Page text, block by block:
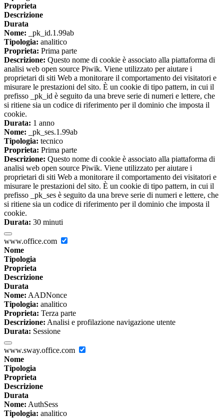
Proprieta
Descrizione
Durata
Nome: _pk_id.1.99ab
Tipologia: analitico
Proprieta: Prima parte
Descrizione: Questo nome di cookie è associato alla piattaforma di
analisi web open source Piwik. Viene utilizzato per aiutare i
proprietari di siti Web a monitorare il comportamento dei visitatori e
misurare le prestazioni del sito. È un cookie di tipo pattern, in cui il
prefisso _pk_id è seguito da una breve serie di numeri e lettere, che
si ritiene sia un codice di riferimento per il dominio che imposta il
cookie.
Durata: 1 anno
Nome: _pk_ses.1.99ab
Tipologia: tecnico
Proprieta: Prima parte
Descrizione: Questo nome di cookie è associato alla piattaforma di
analisi web open source Piwik. Viene utilizzato per aiutare i
proprietari di siti Web a monitorare il comportamento dei visitatori e
misurare le prestazioni del sito. È un cookie di tipo pattern, in cui il
prefisso _pk_ses è seguito da una breve serie di numeri e lettere, che
si ritiene sia un codice di riferimento per il dominio che imposta il
cookie.
Durata: 30 minuti
www.office.com
Nome
Tipologia
Proprieta
Descrizione
Durata
Nome: AADNonce
Tipologia: analitico
Proprieta: Terza parte
Descrizione: Analisi e profilazione navigazione utente
Durata: Sessione
www.sway.office.com
Nome
Tipologia
Proprieta
Descrizione
Durata
Nome: AuthSess
Tipologia: analitico